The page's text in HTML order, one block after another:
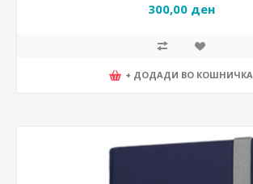
300,00 ден
+ ДОДАДИ ВО КОШНИЧКА